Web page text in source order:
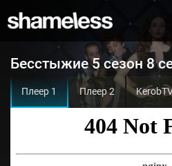
Бесстыжие 5 сезон 8
Плеер 1 Плеер 2